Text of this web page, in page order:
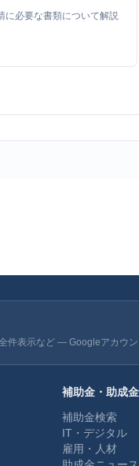
に必要な書類について解説
件表示など — Googleアカウ
補助金・助成金
補助金検索
IT・デジタル
雇用・人材